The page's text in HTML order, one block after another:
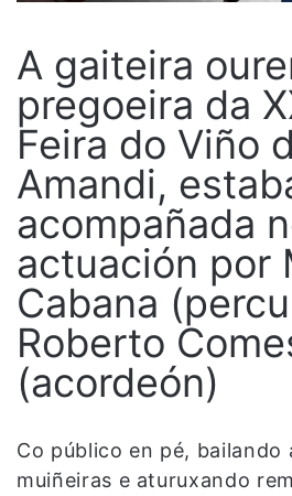
A gaiteira
pregoeira da
Feira do Viño
Amandi,
acompañada
actuación por
Cabana
Roberto
(acordeón)
Co público en pé, bailando
muiñeiras e aturuxando